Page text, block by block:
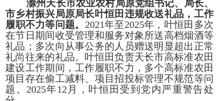
滁州天长市农业农村局原党组书记、局长、
市乡村振兴局原局长叶恒田违规收送礼品，工作
履职不力等问题。 2021年至2025年，叶恒田多次
在节日期间收受管理和服务对象所送高档烟酒等
礼品；多次向从事公务的人员赠送明显超出正常
礼尚往来的礼品。叶恒田负责天长市高标准农田
建设工作期间，工作履职不力，多个高标准农田
项目存在偷工减料、项目招投标管理不规范等问
题。2025年12月，叶恒田受到党内严重警告处